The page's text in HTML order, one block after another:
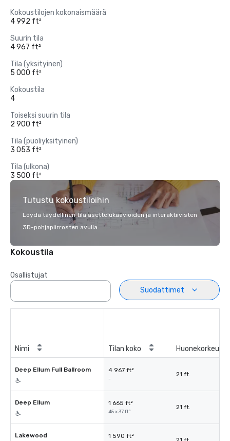
Kokoustilojen kokonaismäärä
4 992 ft²
Suurin tila
4 967 ft²
Tila (yksityinen)
5 000 ft²
Kokoustila
4
Toiseksi suurin tila
2 900 ft²
Tila (puoliyksityinen)
3 053 ft²
Tila (ulkona)
3 500 ft²
Tutustu kokoustiloihin
Löydä täydellinen tila asettelukaavioiden ja interaktiivisten
3D-pohjapiirrosten avulla.
Kokoustila
Osallistujat
Suodattimet
Nimi Tilan koko Huonekorkeus
Deep Ellum Full Ballroom 4 967 ft²
-
21 ft.
Deep Ellum 1 665 ft²
45 x 37 ft²
21 ft.
Lakewood 1 590 ft²